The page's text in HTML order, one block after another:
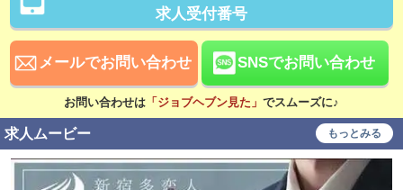
待遇
社会保険完備 交通費支給
寮・社宅あり 研修あり
こだわり
未経験可 経験者歓迎
シニア歓迎 女性歓迎
求人受付番号
メールでお問い合わせ SNSでお問い合わせ
お問い合わせは 「ジョブヘブン見た」 でスムーズに♪
求人ムービー もっとみる